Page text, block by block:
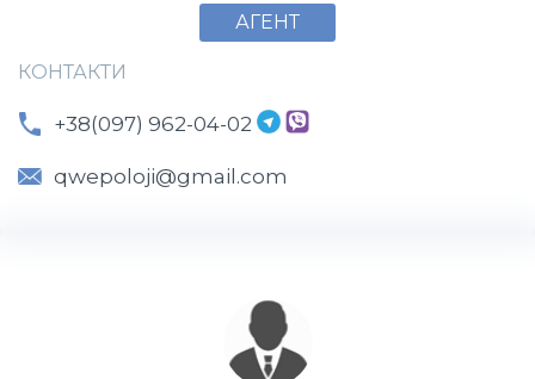
АГЕНТ
КОНТАКТИ
+38(097) 962-04-02
qwepoloji@gmail.com